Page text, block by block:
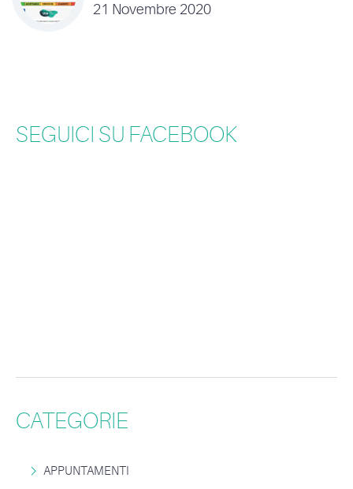
21 Novembre 2020
SEGUICI SU FACEBOOK
CATEGORIE
APPUNTAMENTI